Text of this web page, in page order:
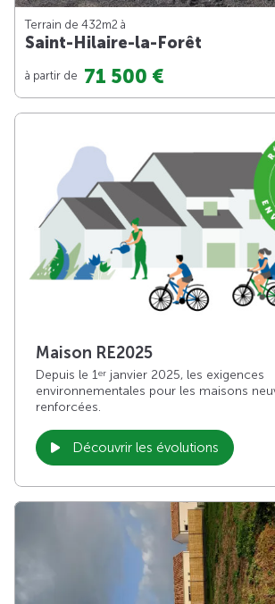
Terrain de 432m2 à
Saint-Hilaire-la-Forêt
à partir de 71 500 €
Maison RE2025
Depuis le 1er janvier 2025, les exigences
environnementales pour les maisons
renforcées.
Découvrir les évolutions